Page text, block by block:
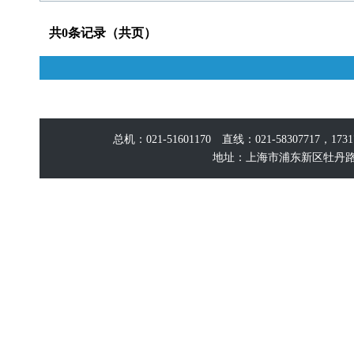
共0条记录（共页）
总机：021-51601170 直线：021-58307717，
地址：上海市浦东新区牡丹